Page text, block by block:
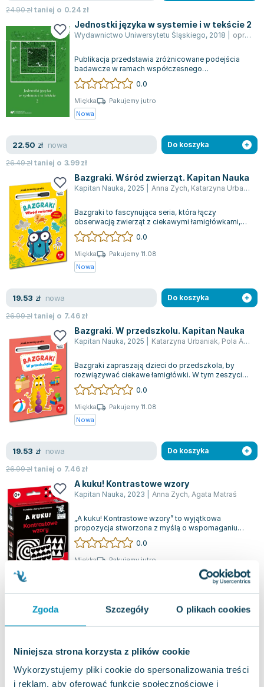
Zgoda Szczegóły O plikach cookies
Niniejsza strona korzysta z plików cookie
Wykorzystujemy pliki cookie do spersonalizowania treści
i reklam, aby oferować funkcje społecznościowe i
Joseph Murphy
Jan Sztaudynger
Aleksander Puszkin
Oscar Wilde
Małgorzata Ohme
Maddie Ziegler
Leszek Czarnecki
Joanna Racewicz
Janina Zającówna
Eric Helms
Anna Prus (oprac.)
Nela Mała Reporterka
Agnieszka Maciąg
Barbara Wrzesińska
Terry Pratchett
Virginia Woolf
Lorraine Warren
Lucinda Riley
Jacek Walkiewicz
24.90złtaniej o 0.24 zł
Jednostki języka w systemie i w tekście 2
Wydawnictwo Uniwersytetu Śląskiego, 2018 opracowanie zbiorowe
Publikacja przedstawia zróżnicowane podejścia
badawcze w ramach współczesnego
językoznawstwa slawistycznego, integrując
zarówno tr...
0.0
Miękka
Pakujemy jutro
Nowa
22.50 zł nowa
26.49złtaniej o 3.99zł
Do koszyka
Bazgraki. Wśród zwierząt. Kapitan Nauka
Kapitan Nauka, 2025 Anna Zych, Katarzyna Urbaniak
Bazgraki to fascynująca seria, która łączy
obserwację zwierząt z ciekawymi łamigłówkami,
zapewniając mnóstwo zabawy. W zeszycie cz...
0.0
Miękka
Pakujemy 11.08
Nowa
19.53 zł nowa
26.99złtaniej o 7.46zł
Do koszyka
Bazgraki. W przedszkolu. Kapitan Nauka
Kapitan Nauka, 2025 Katarzyna Urbaniak, Pola Augustynowicz
Bazgraki zapraszają dzieci do przedszkola, by
rozwiązywać ciekawe łamigłówki. W tym zeszycie
znajdziesz różnorodne zadania, które...
0.0
Miękka
Pakujemy 11.08
Nowa
19.53 zł nowa
26.99złtaniej o 7.46zł
Do koszyka
A kuku! Kontrastowe wzory
Kapitan Nauka, 2023 Anna Zych, Agata Matraś
„A kuku! Kontrastowe wzory” to wyjątkowa
propozycja stworzona z myślą o wspomaganiu
rozwoju wzroku niemowląt już od ich narodzin....
0.0
Miękka
Pakujemy jutro
20.63zł nowa Do koszyka
Wydawnictwo Uniwersytetu Śląskiego
Celem tej monografii nie jest ustalenie jednej,
uniwersalnej definicji dyskursu, lecz